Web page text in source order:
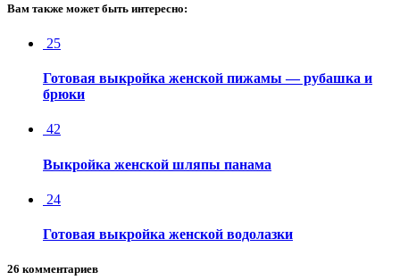
Вам также может быть интересно:
25
Готовая выкройка женской пижамы — рубашка и
брюки
42
Выкройка женской шляпы панама
24
Готовая выкройка женской водолазки
26 комментариев